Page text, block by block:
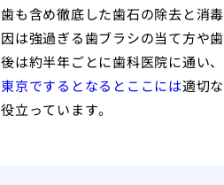
歯も含め徹底した歯石の除去と消
因は強過ぎる歯ブラシの当て方や
後は約半年ごとに歯科医院に通い
東京でするとなるとここには適切
役立っています。